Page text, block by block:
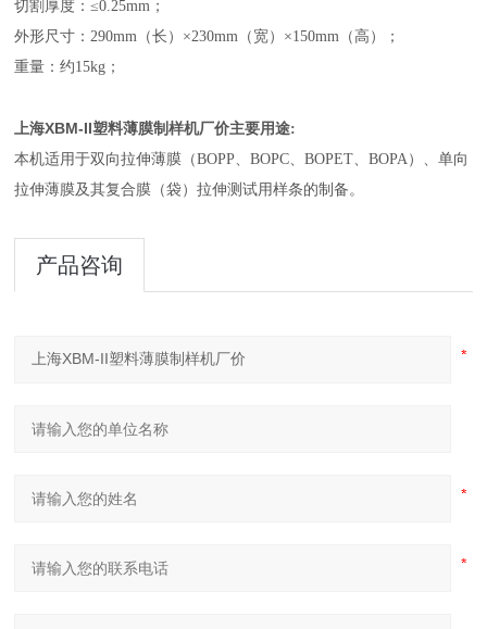
切割厚度：≤0.25mm；
外形尺寸：290mm（长）×230mm（宽）×150mm（高）；
重量：约15kg；
上海XBM-II塑料薄膜制样机厂价主要用途:
本机适用于双向拉伸薄膜（BOPP、BOPC、BOPET、BOPA）、单向
拉伸薄膜及其复合膜（袋）拉伸测试用样条的制备。
产品咨询